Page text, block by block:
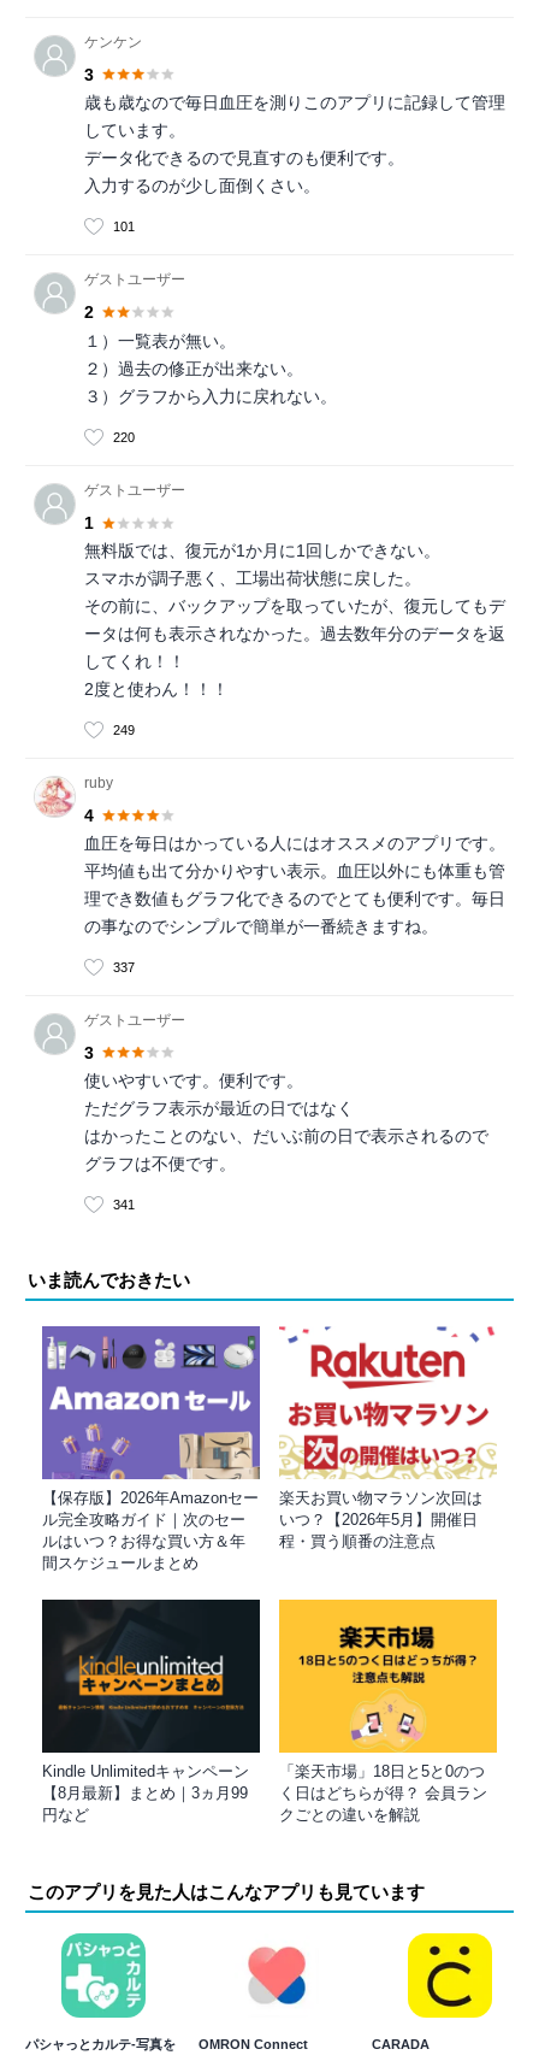
ケンケン
3
歳も歳なので毎日血圧を測りこのアプリに記録して管理
しています。
データ化できるので見直すのも便利です。
入力するのが少し面倒くさい。
101
ゲストユーザー
2
１）一覧表が無い。
２）過去の修正が出来ない。
３）グラフから入力に戻れない。
220
ゲストユーザー
1
無料版では、復元が1か月に1回しかできない。
スマホが調子悪く、工場出荷状態に戻した。
その前に、バックアップを取っていたが、復元してもデ
ータは何も表示されなかった。過去数年分のデータを返
してくれ！！
2度と使わん！！！
249
ruby
4
血圧を毎日はかっている人にはオススメのアプリです。
平均値も出て分かりやすい表示。血圧以外にも体重も管
理でき数値もグラフ化できるのでとても便利です。毎日
の事なのでシンプルで簡単が一番続きますね。
337
ゲストユーザー
3
使いやすいです。便利です。
ただグラフ表示が最近の日ではなく
はかったことのない、だいぶ前の日で表示されるので
グラフは不便です。
341
いま読んでおきたい
【保存版】2026年Amazonセー
ル完全攻略ガイド｜次のセー
ルはいつ？お得な買い方＆年
間スケジュールまとめ
楽天お買い物マラソン次回は
いつ？【2026年5月】開催日
程・買う順番の注意点
Kindle Unlimitedキャンペーン
【8月最新】まとめ｜3ヵ月99
円など
「楽天市場」18日と5と0のつ
く日はどちらが得？ 会員ラン
クごとの違いを解説
このアプリを見た人はこんなアプリも見ています
パシャっとカルテ‐写真を
OMRON Connect CARADA